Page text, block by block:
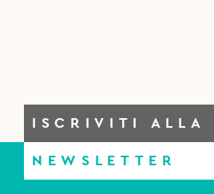
ISCRIVITI ALLA
NEWSLETTER